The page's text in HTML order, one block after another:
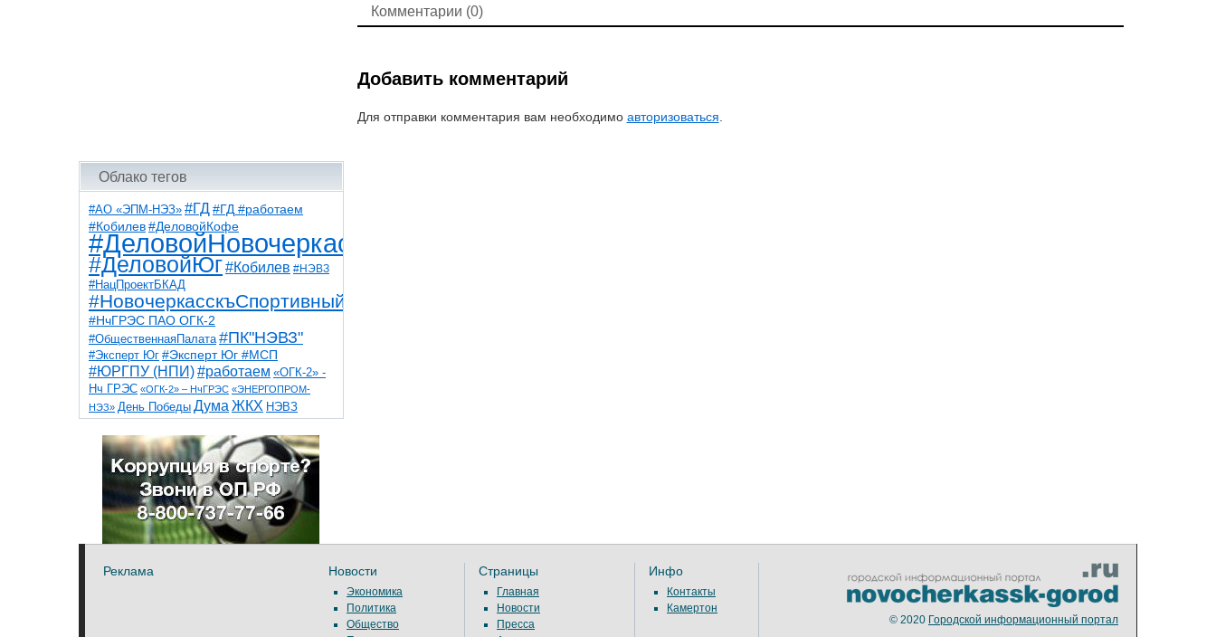
Облако тегов
#АО «ЭПМ-НЭЗ» #ГД #ГД #работаем
#Кобилев #ДеловойКофе
#ДеловойНовочеркасск
#ДеловойЮг#Кобилев #НЭВЗ
#НацПроектБКАД
#НовочеркасскъСпортивный
#НчГРЭС ПАО ОГК-2
#ОбщественнаяПалата #ПК"НЭВЗ"
#Эксперт Юг #Эксперт Юг #МСП
#ЮРГПУ (НПИ)#работаем «ОГК-2» -
Нч ГРЭС «ОГК-2» – НчГРЭС «ЭНЕРГОПРОМ-
НЭЗ» День Победы Дума ЖКХ НЭВЗ
НчГРЭС ТНТ
благоустройствоветераны выборы
детидороги казаки коррупция космос
общественная палата парк пожар роща
спорт театр транспорт художники
Комментарии (0)
Добавить комментарий
Для отправки комментария вам необходимо авторизоваться.
Реклама Новости
Экономика
Политика
Общество
Страницы
Главная
Новости
Пресса
Инфо
Контакты
Камертон
© 2020 Городской информационный портал